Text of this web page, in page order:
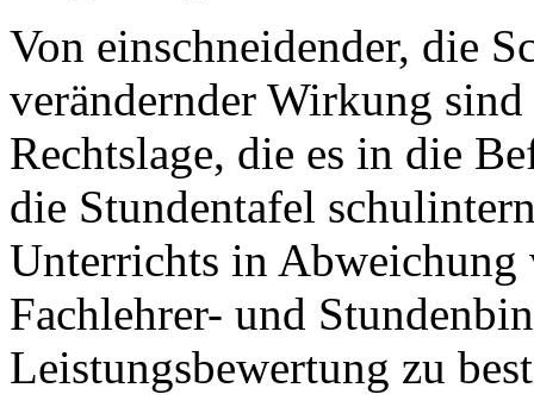
Von einschneidender, die
verändernder Wirkung
Rechtslage, die es in die
die Stundentafel
Unterrichts in
Fachlehrer- und
Leistungsbewertung zu